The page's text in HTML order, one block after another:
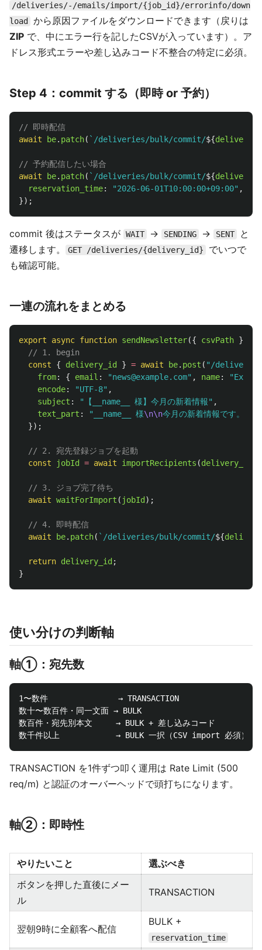
/deliveries/-/emails/import/{job_id}/errorinfo/down
load
から原因ファイルをダウンロードできます（戻りは
ZIP で、中にエラー行を記したCSVが入っています）。ア
ドレス形式エラーや差し込みコード不整合の特定に必須。
Step 4：commit する（即時 or 予約）
// 即時配信
await
be. patch( `/deliveries/bulk/commit/${deliveryId
// 予約配信したい場合
await
be. patch( `/deliveries/bulk/commit/${deliveryId
reservation_time: "2026-06-01T10:00:00+09:00" ,
});
commit 後はステータスが WAIT → SENDING → SENT
と
遷移します。
GET /deliveries/{delivery_id}
でいつで
も確認可能。
一連の流れをまとめる
export async function sendNewsletter({ csvPath })
// 1. begin
const
{ delivery_id } = await be. post ( " /
from: { email : "news@example.com" , name: "
encode: "UTF-8" ,
subject : " 【__name__ 様】今月の新着情報" ,
text_part : " __name__ 様\n\n今月の新着情報です。
});
// 2. 宛先登録ジョブを起動
const
jobId = await importRecipients (delivery_id
// 3. ジョブ完了待ち
await waitForImport ( jobId );
// 4. 即時配信
await
be. patch( `/deliveries/bulk/commit/${
return delivery_id ;
}
使い分けの判断軸
軸①：宛先数
1〜数件               → TRANSACTION
数十〜数百件・同一文面 → BULK
数百件・宛先別本文     → BULK + 差し込みコード
TRANSACTION を1件ずつ叩く運用は Rate Limit (500
req/m) と認証のオーバーヘッドで頭打ちになります。
軸②：即時性
やりたいこと
選ぶべき
ボタンを押した直後にメー
ル
TRANSACTION
翌朝9時に全顧客へ配信
BULK +
reservation_time